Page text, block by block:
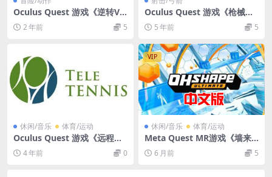
Oculus Quest 游戏《逆转V
R》INVERSE VR
2 年前 5
Oculus Quest 游戏《枪械世
界VR》汉化中文版 GunWorl
d VR5 年前 5
休闲/音乐 体育/运动
Oculus Quest 游戏《远程网
球VR》Tele Tennis VR
4 年前 0
VIP
休闲/音乐 体育/运动
Meta Quest MR游戏《墙来
了VR》OhShape 中文版 游戏
下载6 月前 5